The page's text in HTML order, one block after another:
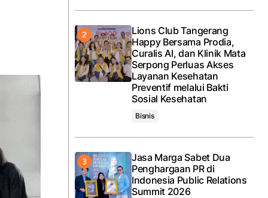
Lions Club Tangerang
Happy Bersama Prodia,
Curalis AI, dan Klinik Mata
Serpong Perluas Akses
Layanan Kesehatan
Preventif melalui Bakti
Sosial Kesehatan
Bisnis
Jasa Marga Sabet Dua
Penghargaan PR di
Indonesia Public Relations
Summit 2026